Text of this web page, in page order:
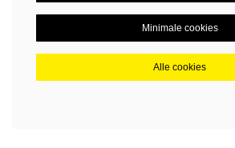
Minimale cookies
Alle cookies